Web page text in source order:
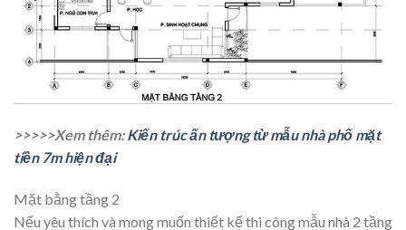
>>>>>Xem thêm:Kiến trúc ấn tượng từ mẫu nhà phố mặt
tiền 7m hiện đại
Mặt bằng tầng 2
Nếu yêu thích và mong muốn thiết kế thi công mẫu nhà 2 tầng